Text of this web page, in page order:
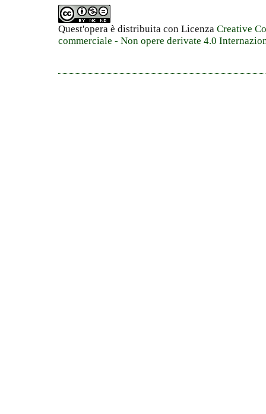
Quest'opera è distribuita con Licenza Creative
commerciale - Non opere derivate 4.0